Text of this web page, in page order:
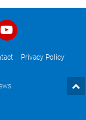
Privacy Policy